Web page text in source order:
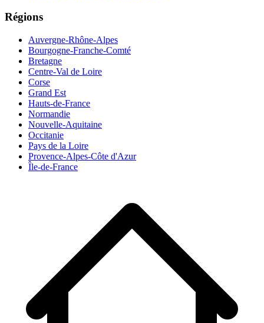
Régions
Auvergne-Rhône-Alpes
Bourgogne-Franche-Comté
Bretagne
Centre-Val de Loire
Corse
Grand Est
Hauts-de-France
Normandie
Nouvelle-Aquitaine
Occitanie
Pays de la Loire
Provence-Alpes-Côte d'Azur
Île-de-France